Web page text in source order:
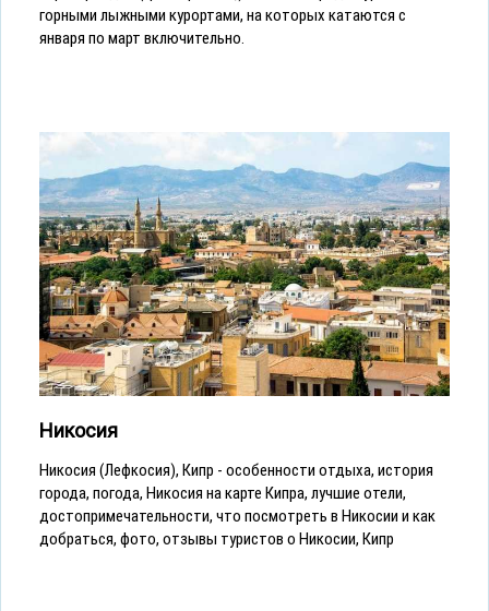
горными лыжными курортами, на которых катаются с
января по март включительно.
Никосия
Никосия (Лефкосия), Кипр - особенности отдыха, история
города, погода, Никосия на карте Кипра, лучшие отели,
достопримечательности, что посмотреть в Никосии и как
добраться, фото, отзывы туристов о Никосии, Кипр